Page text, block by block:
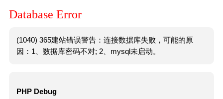
Database Error
(1040) 365建站错误警告：连接数据库失败，可能的原
因：1、数据库密码不对; 2、mysql未启动。
PHP Debug